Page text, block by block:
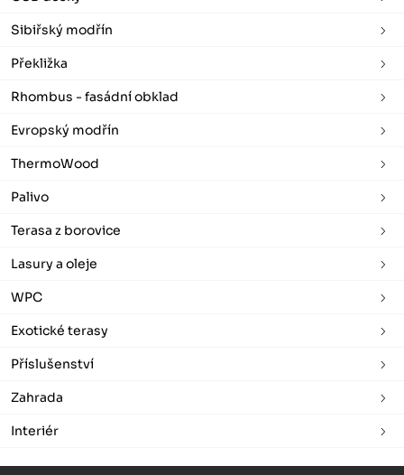
Sibiřský modřín
Překližka
Rhombus - fasádní obklad
Evropský modřín
ThermoWood
Palivo
Terasa z borovice
Lasury a oleje
WPC
Exotické terasy
Příslušenství
Zahrada
Interiér